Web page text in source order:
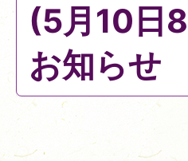
(5月10日
お知らせ